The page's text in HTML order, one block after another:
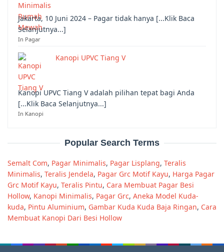
Jakarta, 10 Juni 2024 – Pagar tidak hanya [...Klik Baca
Selanjutnya...]
In Pagar
Kanopi UPVC Tiang V
Kanopi UPVC Tiang V adalah pilihan tepat bagi Anda
[...Klik Baca Selanjutnya...]
In Kanopi
Popular Search Terms
Semalt Com, Pagar Minimalis, Pagar Lisplang, Teralis
Minimalis, Teralis Jendela, Pagar Grc Motif Kayu, Harga Pagar
Grc Motif Kayu, Teralis Pintu, Cara Membuat Pagar Besi
Hollow, Kanopi Minimalis, Pagar Grc, Aneka Model Kuda-
kuda, Pintu Aluminium, Gambar Kuda Kuda Baja Ringan, Cara
Membuat Kanopi Dari Besi Hollow